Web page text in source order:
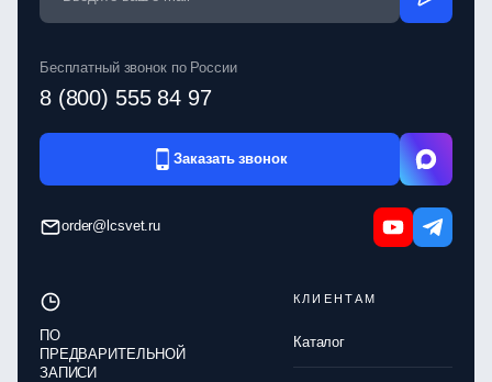
Бесплатный звонок по России
8 (800) 555 84 97
Заказать звонок
order@lcsvet.ru
КЛИЕНТАМ
Каталог
ПО
ПРЕДВАРИТЕЛЬНОЙ
ЗАПИСИ